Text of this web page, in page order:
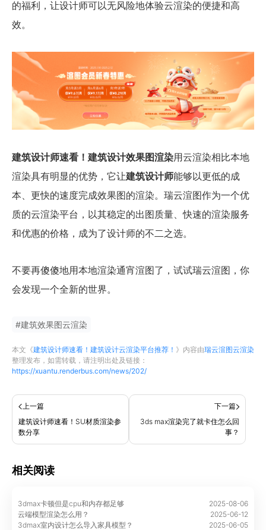
的福利，让设计师可以无风险地体验云渲染的便捷和高
效。
建筑设计师速看！建筑设计效果图渲染用云渲染相比本地
渲染具有明显的优势 ，它让建筑设计师能够以更低的成
本、 更快的速度完成效果图的渲染。 瑞云渲图作为一个优
质的云渲染平台 ，以其稳定的出图质量、快速的渲染服务
和优惠的价格 ，成为了设计师的不二之选。
不要再傻傻地用本地渲染通宵渲图了，试试瑞云渲图 ，你
会发现一个全新的世界。
#建筑效果图云渲染
本文《建筑设计师速看！建筑设计云渲染平台推荐！ 》内容由瑞云渲图云渲染
整理发布，如需转载，请注明出处及链接：
https://xuantu.renderbus.com/news/202/
上一篇
建筑设计师速看！SU材质渲染参
数分享
下一篇
3ds max渲染完了就卡住怎么回
事？
相关阅读
3dmax卡顿但是cpu和内存都足够
2025-08-06
云端模型渲染怎么用？
2025-06-12
3dmax室内设计怎么导入家具模型？
2025-06-05